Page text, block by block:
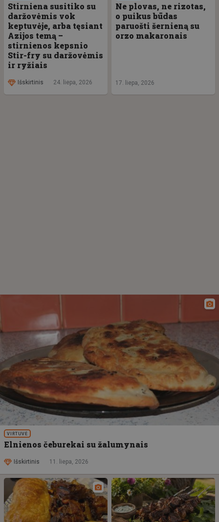
Stirniena susitiko su
daržovėmis vok
keptuvėje, arba tęsiant
Azijos temą –
stirnienos kepsnio
Stir-fry su daržovėmis
ir ryžiais
Išskirtinis 24. liepa, 2026
Ne plovas, ne rizotas,
o puikus būdas
paruošti šernieną su
orzo makaronais
17. liepa, 2026
VIRTUVĖ
Elnienos čeburekai su žalumynais
Išskirtinis 11. liepa, 2026